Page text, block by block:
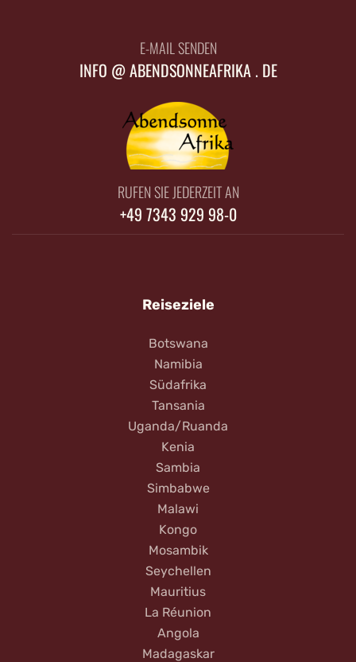
E-MAIL SENDEN
INFO @ ABENDSONNEAFRIKA . DE
RUFEN SIE JEDERZEIT AN
+49 7343 929 98-0
Reiseziele
Botswana
Namibia
Südafrika
Tansania
Uganda/Ruanda
Kenia
Sambia
Simbabwe
Malawi
Kongo
Mosambik
Seychellen
Mauritius
La Réunion
Angola
Madagaskar